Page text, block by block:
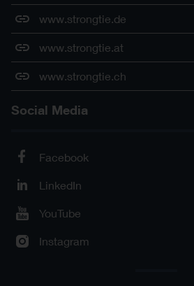
www.strongtie.de
www.strongtie.at
www.strongtie.ch
Social Media
Facebook
LinkedIn
YouTube
Instagram